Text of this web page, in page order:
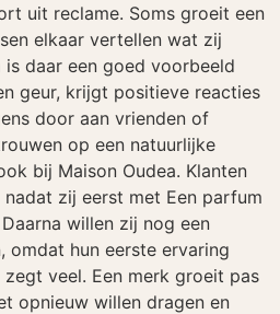
uit reclame. Soms groeit een
elkaar vertellen wat zij
daar een goed voorbeeld
geur, krijgt positieve reacties
door aan vrienden of
op een natuurlijke
bij Maison Oudea. Klanten
zij eerst met Een parfum
willen zij nog een
omdat hun eerste ervaring
veel. Een merk groeit pas
opnieuw willen dragen en